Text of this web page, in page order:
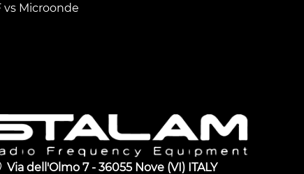
vs Microonde
Via dell'Olmo 7 - 36055 Nove (VI) ITALY